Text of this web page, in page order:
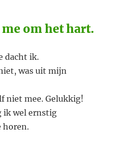
om het hart.
dacht ik.
was uit mijn
niet mee. Gelukkig!
ik wel ernstig
horen.